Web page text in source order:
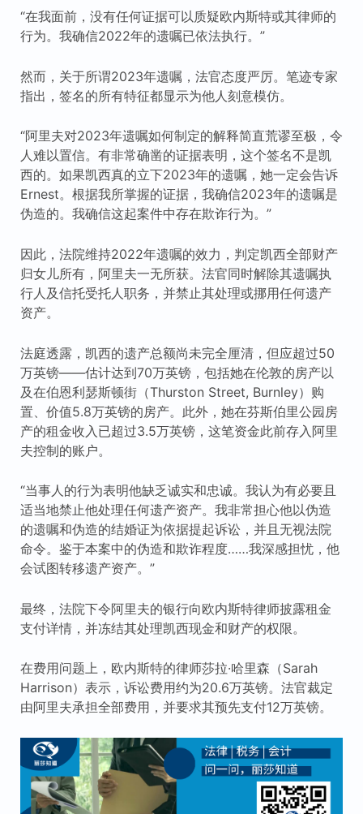
“在我面前，没有任何证据可以质疑欧内斯特或其律师的
行为。我确信2022年的遗嘱已依法执行。”
然而，关于所谓2023年遗嘱，法官态度严厉。笔迹专家
指出，签名的所有特征都显示为他人刻意模仿。
“阿里夫对2023年遗嘱如何制定的解释简直荒谬至极，令
人难以置信。有非常确凿的证据表明，这个签名不是凯
西的。如果凯西真的立下2023年的遗嘱，她一定会告诉
Ernest。根据我所掌握的证据，我确信2023年的遗嘱是
伪造的。我确信这起案件中存在欺诈行为。”
因此，法院维持2022年遗嘱的效力，判定凯西全部财产
归女儿所有，阿里夫一无所获。法官同时解除其遗嘱执
行人及信托受托人职务，并禁止其处理或挪用任何遗产
资产。
法庭透露，凯西的遗产总额尚未完全厘清，但应超过50
万英镑——估计达到70万英镑，包括她在伦敦的房产以
及在伯恩利瑟斯顿街（Thurston Street, Burnley）购
置、价值5.8万英镑的房产。此外，她在芬斯伯里公园房
产的租金收入已超过3.5万英镑，这笔资金此前存入阿里
夫控制的账户。
“当事人的行为表明他缺乏诚实和忠诚。我认为有必要且
适当地禁止他处理任何遗产资产。我非常担心他以伪造
的遗嘱和伪造的结婚证为依据提起诉讼，并且无视法院
命令。鉴于本案中的伪造和欺诈程度……我深感担忧，他
会试图转移遗产资产。”
最终，法院下令阿里夫的银行向欧内斯特律师披露租金
支付详情，并冻结其处理凯西现金和财产的权限。
在费用问题上，欧内斯特的律师莎拉·哈里森（Sarah
Harrison）表示，诉讼费用约为20.6万英镑。法官裁定
由阿里夫承担全部费用，并要求其预先支付12万英镑。